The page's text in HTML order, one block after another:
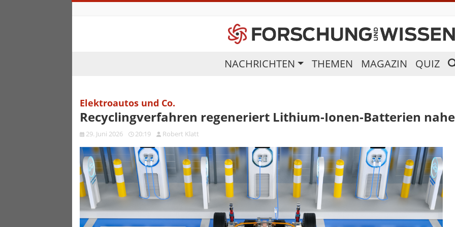
NACHRICHTEN THEMEN MAGAZIN QUIZ
Elektroautos und Co.
Recyclingverfahren regeneriert Lithium-Ionen-Batterien
29. Juni 2026 20:19 Robert Klatt